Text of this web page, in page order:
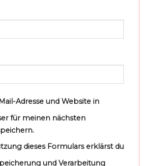
Adresse und Website in
für meinen nächsten
dieses Formulars erklärst du
und Verarbeitung